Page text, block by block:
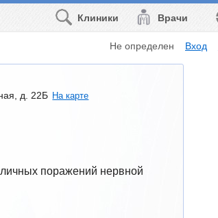
Врачи
Клиники
Не определен Вход
д. 22Б На карте
поражений нервной